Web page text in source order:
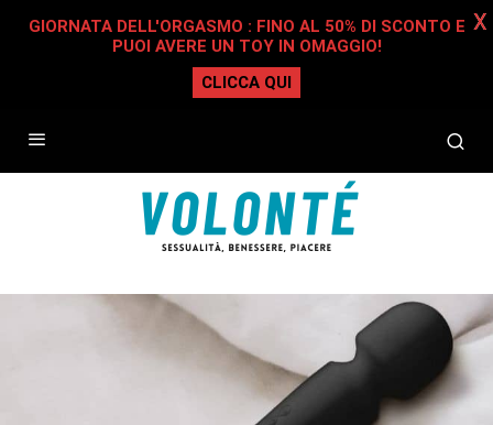
GIORNATA DELL'ORGASMO : FINO AL 50% DI SCONTO E
PUOI AVERE UN TOY IN OMAGGIO!
CLICCA QUI
X